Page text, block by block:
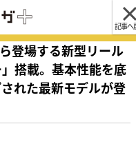
記事へ
登場する新型リール
搭載。基本性能を底
れた最新モデルが登